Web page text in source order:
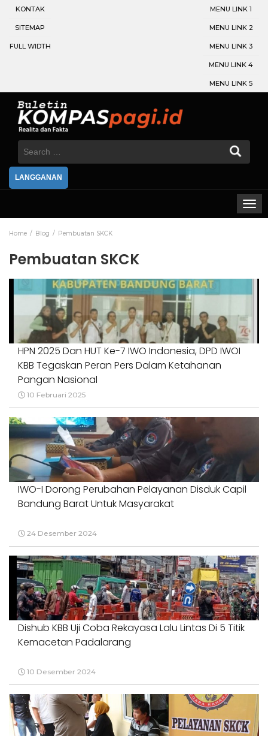
KONTAK
SITEMAP
FULL WIDTH
MENU LINK 1
MENU LINK 2
MENU LINK 3
MENU LINK 4
MENU LINK 5
Search
LANGGANAN
Home Blog Pembuatan SKCK
Pembuatan SKCK
HPN 2025 Dan HUT Ke-7 IWO Indonesia, DPD IWOI
KBB Tegaskan Peran Pers Dalam Ketahanan
Pangan Nasional
10 Februari 2025
IWO-I Dorong Perubahan Pelayanan Disduk Capil
Bandung Barat Untuk Masyarakat
24 Desember 2024
Dishub KBB Uji Coba Rekayasa Lalu Lintas Di 5 Titik
Kemacetan Padalarang
10 Desember 2024